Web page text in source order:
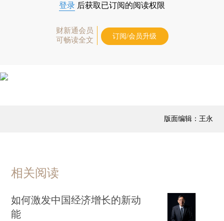
登录 后获取已订阅的阅读权限
财新通会员
可畅读全文
订阅/会员升级
版面编辑：王永
相关阅读
如何激发中国经济增长的新动
能